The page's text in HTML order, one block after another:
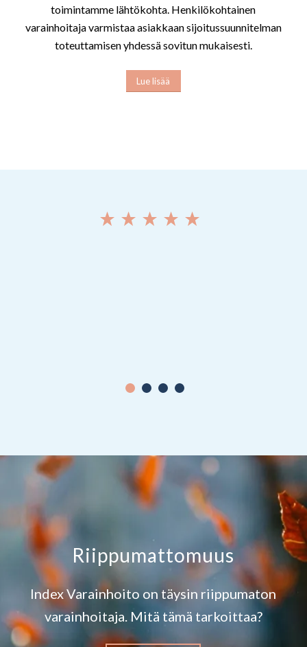
toimintamme lähtökohta. Henkilökohtainen
varainhoitaja varmistaa asiakkaan sijoitussuunnitelman
toteuttamisen yhdessä sovitun mukaisesti.
Lue lisää
Riippumattomuus
Index Varainhoito on täysin riippumaton
varainhoitaja. Mitä tämä tarkoittaa?